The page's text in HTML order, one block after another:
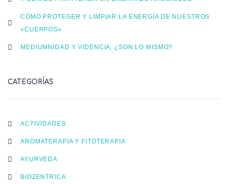
CÓMO PROTEGER Y LIMPIAR LA ENERGÍA DE NUESTROS
«CUERPOS»
MEDIUMNIDAD Y VIDENCIA, ¿SON LO MISMO?
CATEGORÍAS
ACTIVIDADES
AROMATERAPIA Y FITOTERAPIA
AYURVEDA
BIOZENTRICA